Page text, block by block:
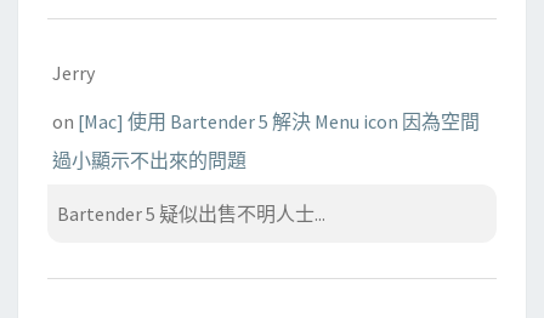
Jerry
on [Mac] 使用 Bartender 5 解決 Menu icon 因為空間
過小顯示不出來的問題
Bartender 5 疑似出售不明人士...